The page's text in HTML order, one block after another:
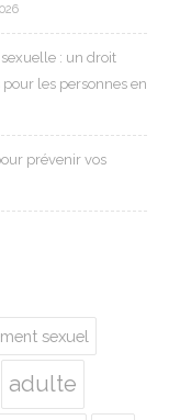
: un droit
les personnes en
prévenir vos
sexuel
adulte